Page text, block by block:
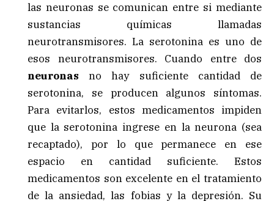
las neuronas se comunican entre si mediante
sustancias químicas llamadas
neurotransmisores. La serotonina es uno de
esos neurotransmisores. Cuando entre dos
neuronas no hay suficiente cantidad de
serotonina, se producen algunos síntomas.
Para evitarlos, estos medicamentos impiden
que la serotonina ingrese en la neurona (sea
recaptado), por lo que permanece en ese
espacio en cantidad suficiente. Estos
medicamentos son excelente en el tratamiento
de la ansiedad, las fobias y la depresión. Su